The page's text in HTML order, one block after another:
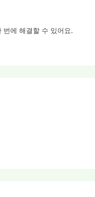
번에 해결할 수 있어요.